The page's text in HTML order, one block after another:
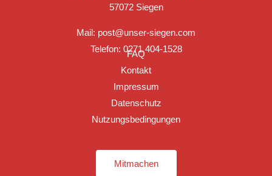
57072 Siegen
Mail: post@unser-siegen.com
Telefon: 0271 404-1528
FAQ
Kontakt
Impressum
Datenschutz
Nutzungsbedingungen
Mitmachen